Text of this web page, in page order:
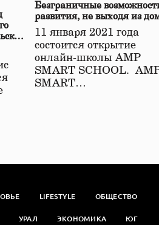
Безграничные
развития, не выходя из
11 января 2021 года
состоится открытие
онлайн-школы АМР
SMART SCHOOL.
SMART…
LIFESTYLE ОБЩЕСТВО
УРАЛ ЭКОНОМИКА ЮГ